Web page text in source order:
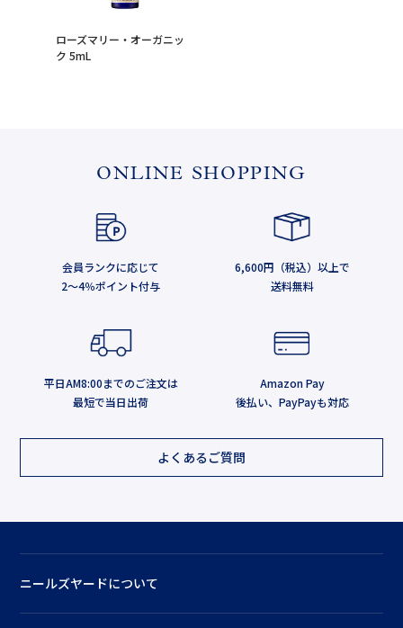
ローズマリー・オーガニッ
ク 5mL
ONLINE SHOPPING
会員ランクに応じて
2～4％ポイント付与
6,600円（税込）以上で
送料無料
平日AM8:00までのご注文は
最短で当日出荷
Amazon Pay
後払い、PayPayも対応
よくあるご質問
ニールズヤードについて